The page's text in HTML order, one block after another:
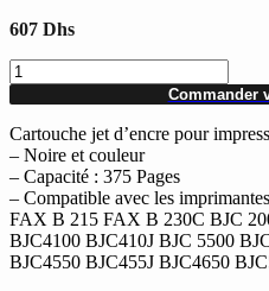
607 Dhs
quantité
de
Tête
d'impression
jet
d'encre
Noire
&
couleur
CANON
Commander
Cartouche jet d’encre pour
– Noire et couleur
– Capacité : 375 Pages
– Compatible avec les
FAX B 215 FAX B 230C BJC
BJC4100 BJC410J BJC 5500
BJC4550 BJC455J BJC4650